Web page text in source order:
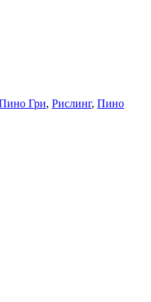
Гри, Рислинг, Пино